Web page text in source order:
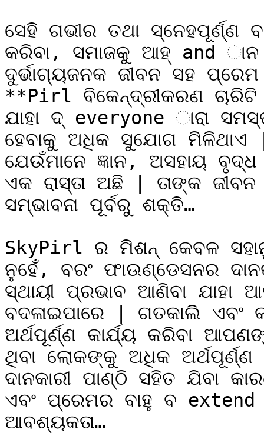
ସେହି ଗଭୀର ତଥା ସ୍ନେହପୂର୍ଣ୍ଣ
କରିବା, ସମାଜକୁ ଆହ୍ and ାନ
ଦୁର୍ଭାଗ୍ୟଜନକ ଜୀବନ ସହ
**Pirl ବିକେନ୍ଦ୍ରୀକରଣ ଚାରିଟି
ଯାହା ଦ୍ everyone ାରା
ହେବାକୁ ଅଧିକ ସୁଯୋଗ
ଯେଉଁମାନେ ଜ୍ଞାନ, ଅସହାୟ
ଏକ ରାସ୍ତା ଅଛି | ତାଙ୍କ
ସମ୍ଭାବନା ପୂର୍ବରୁ ଶକ୍ତି…
SkyPirl ର ମିଶନ୍ କେବଳ
ନୁହେଁ, ବରଂ ଫାଉଣ୍ଡେସନର
ସ୍ଥାୟୀ ପ୍ରଭାବ ଆଣିବା
ବଦଳାଇପାରେ | ଗତକାଲି
ଅର୍ଥପୂର୍ଣ୍ଣ କାର୍ଯ୍ୟ କରିବା
ଥିବା ଲୋକଙ୍କୁ ଅଧିକ
ଦାନକାରୀ ପାଣ୍ଠି ସହିତ ଯିବା
ଏବଂ ପ୍ରେମର ବାହୁ ବ
ଆବଶ୍ୟକତା…